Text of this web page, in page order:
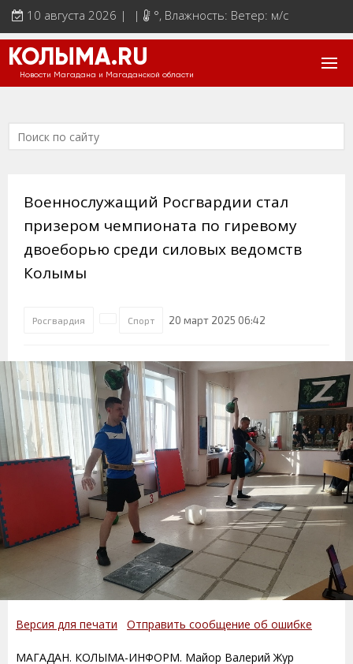
10 августа 2026 | | °, Влажность: Ветер: м/с
КОЛЫМА.RU
Новости Магадана и Магаданской области
Военнослужащий Росгвардии стал
призером чемпионата по гиревому
двоеборью среди силовых ведомств
Колымы
Росгвардия Спорт 20 март 2025 06:42
Версия для печати Отправить сообщение об ошибке
МАГАДАН. КОЛЫМА-ИНФОРМ. Майор Валерий Жур